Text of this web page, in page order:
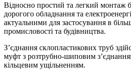
Відносно простий та легкий монтаж
дорогого обладнання та
актуальними для застосування в
промисловості та будівництва.
З’єднання склопластикових труб
муфт з розтрубно-шиповим
кільцевим ущільненням.